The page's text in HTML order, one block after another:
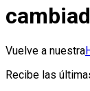
Vuelve a nuestra
Recibe las